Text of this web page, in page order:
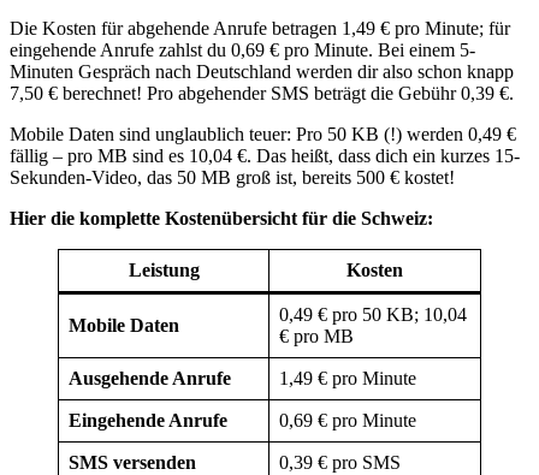
Die Kosten für abgehende Anrufe betragen 1,49 € pro Minute; für
eingehende Anrufe zahlst du 0,69 € pro Minute. Bei einem 5-
Minuten Gespräch nach Deutschland werden dir also schon knapp
7,50 € berechnet! Pro abgehender SMS beträgt die Gebühr 0,39 €.
Mobile Daten sind unglaublich teuer: Pro 50 KB (!) werden 0,49 €
fällig – pro MB sind es 10,04 €. Das heißt, dass dich ein kurzes 15-
Sekunden-Video, das 50 MB groß ist, bereits 500 € kostet!
Hier die komplette Kostenübersicht für die Schweiz:
Leistung Kosten
Mobile Daten
0,49 € pro 50 KB; 10,04
€ pro MB
Ausgehende Anrufe 1,49 € pro Minute
Eingehende Anrufe 0,69 € pro Minute
SMS versenden 0,39 € pro SMS